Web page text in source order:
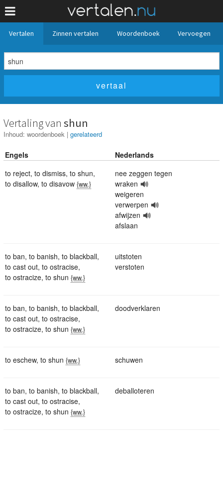
Vertalen Zinnen vertalen Woordenboek Vervoegen
Vertaling van shun
Inhoud: woordenboek | gerelateerd
Engels
Nederlands
to reject, to dismiss, to shun,
to disallow, to disavow {ww.}
nee zeggen tegen
wraken
weigeren
verwerpen
afwijzen
afslaan
to ban, to banish, to blackball,
to cast out, to ostracise,
to ostracize, to shun {ww.}
uitstoten
verstoten
to ban, to banish, to blackball,
to cast out, to ostracise,
to ostracize, to shun {ww.}
doodverklaren
to eschew, to shun {ww.} schuwen
to ban, to banish, to blackball,
to cast out, to ostracise,
to ostracize, to shun {ww.}
deballoteren